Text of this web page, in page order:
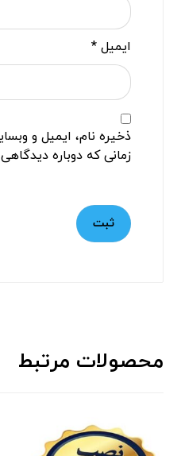
ایمیل*
ذخیره نام، ایمیل و
زمانی که دوباره
ثبت
محصولات مرتبط